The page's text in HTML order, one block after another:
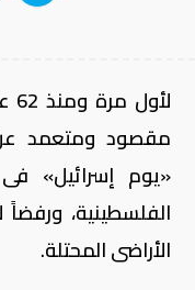
مقصود ومتعمد
«يوم إسرائيل»
الفلسطينية،
الأراضى المحتلة.